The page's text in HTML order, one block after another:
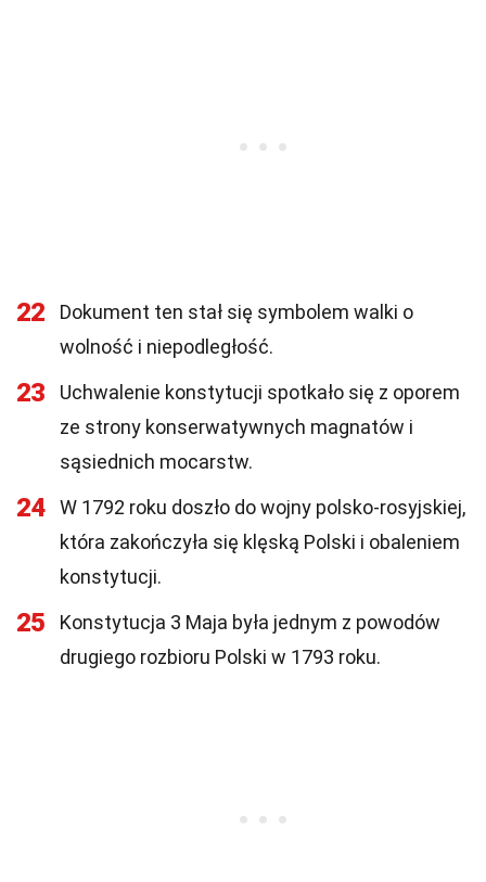
22
Dokument ten stał się symbolem walki o
wolność i niepodległość.
23
Uchwalenie konstytucji spotkało się z oporem
ze strony konserwatywnych magnatów i
sąsiednich mocarstw.
24
W 1792 roku doszło do wojny polsko-rosyjskiej,
która zakończyła się klęską Polski i obaleniem
konstytucji.
25
Konstytucja 3 Maja była jednym z powodów
drugiego rozbioru Polski w 1793 roku.